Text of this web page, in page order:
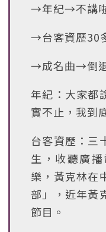
→年紀→不講
→台客資歷30
→成名曲→倒
年紀：大家都
實不止，我到
台客資歷：三
生，收聽廣
樂，黃克林在
部」，近年黃
節目。